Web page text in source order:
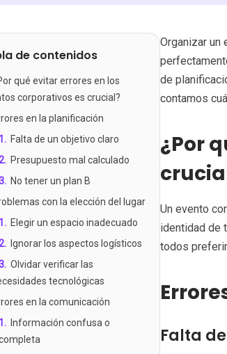
de contenidos
qué evitar errores en los
corporativos es crucial?
en la planificación
. Falta de un objetivo claro
. Presupuesto mal calculado
. No tener un plan B
con la elección del lugar
. Elegir un espacio inadecuado
. Ignorar los aspectos logísticos
. Olvidar verificar las
tecnológicas
en la comunicación
. Información confusa o
Organizar un
de
contamos
¿Por
Un evento
identidad de
todos
Falta